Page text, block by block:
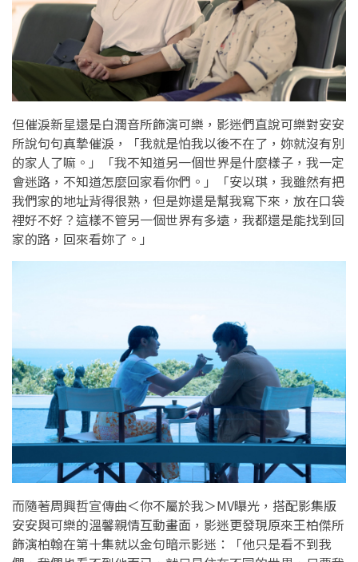
但催淚新星還是白潤音所飾演可樂，影迷們直說可樂對安安
所說句句真摯催淚，「我就是怕我以後不在了，妳就沒有別
的家人了嘛。」「我不知道另一個世界是什麼樣子，我一定
會迷路，不知道怎麼回家看你們。」「安以琪，我雖然有把
我們家的地址背得很熟，但是妳還是幫我寫下來，放在口袋
裡好不好？這樣不管另一個世界有多遠，我都還是能找到回
家的路，回來看妳了。」
而隨著周興哲宣傳曲＜你不屬於我＞MV曝光，搭配影集版
安安與可樂的溫馨親情互動畫面，影迷更發現原來王柏傑所
飾演柏翰在第十集就以金句暗示影迷：「他只是看不到我